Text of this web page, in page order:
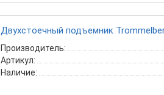
Двухстоечный подъемник
Производитель:
Артикул:
Наличие: